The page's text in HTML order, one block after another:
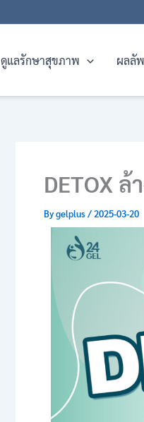
ดูแลรักษาสุขภาพ ผลลั
DETOX
Bygelplus/2025-03-20